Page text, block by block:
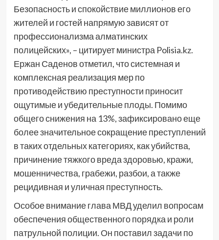
Безопасность и спокойствие миллионов его
жителей и гостей напрямую зависят от
профессионализма алматинских
полицейских», – цитирует министра Polisia.kz.
Ержан Саденов отметил, что системная и
комплексная реализация мер по
противодействию преступности приносит
ощутимые и убедительные плоды. Помимо
общего снижения на 13%, зафиксировано еще
более значительное сокращение преступлений
в таких отдельных категориях, как убийства,
причинение тяжкого вреда здоровью, кражи,
мошенничества, грабежи, разбои, а также
рецидивная и уличная преступность.
Особое внимание глава МВД уделил вопросам
обеспечения общественного порядка и роли
патрульной полиции. Он поставил задачи по